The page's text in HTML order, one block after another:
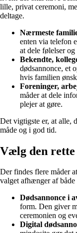
lille, privat ceremoni,
deltage.
Nærmeste
enten via telefon
at dele følelser og
Bekendte,
dødsannonce, et
hvis familien
Foreninger,
måder at dele
plejer at gøre.
Det vigtigste er, at alle,
måde og i god tid.
Vælg den
Der findes flere måder
valget afhænger af
Dødsannonce i
form. Den giver
ceremonien og
Digital